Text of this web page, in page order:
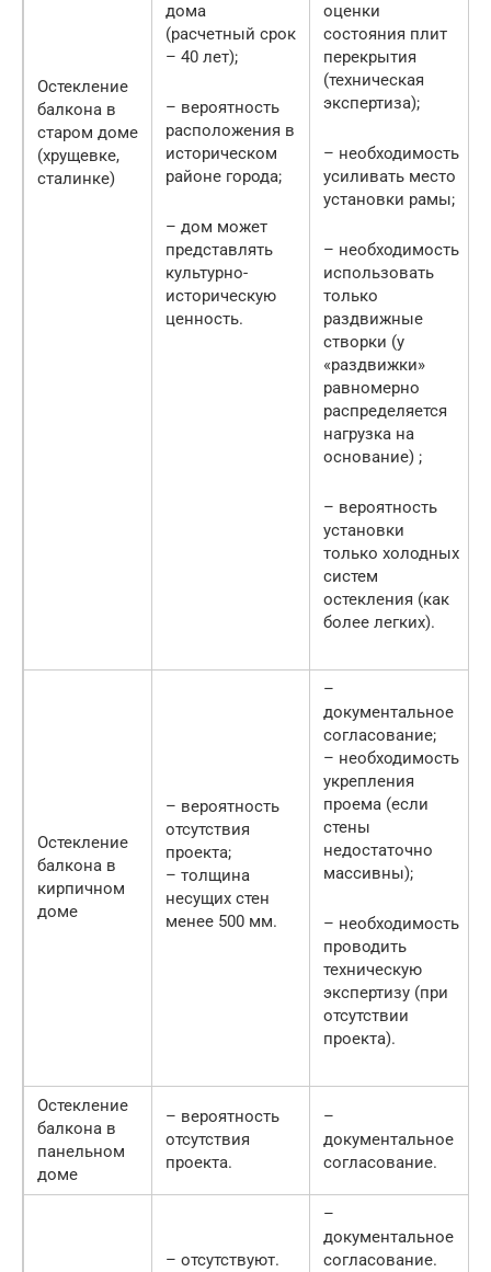
Остекление
балкона в
старом доме
(хрущевке,
сталинке)
дома
(расчетный срок
– 40 лет);
– вероятность
расположения в
историческом
районе города;
– дом может
представлять
культурно-
историческую
ценность.
оценки
состояния плит
перекрытия
(техническая
экспертиза);
– необходимость
усиливать место
установки рамы;
– необходимость
использовать
только
раздвижные
створки (у
«раздвижки»
равномерно
распределяется
нагрузка на
основание) ;
– вероятность
установки
только холодных
систем
остекления (как
более легких).
Остекление
балкона в
кирпичном
доме
– вероятность
отсутствия
проекта;
– толщина
несущих стен
менее 500 мм.
–
документальное
согласование;
– необходимость
укрепления
проема (если
стены
недостаточно
массивны);
– необходимость
проводить
техническую
экспертизу (при
отсутствии
проекта).
Остекление
балкона в
панельном
доме
– вероятность
отсутствия
проекта.
–
документальное
согласование.
– отсутствуют.
–
документальное
согласование.